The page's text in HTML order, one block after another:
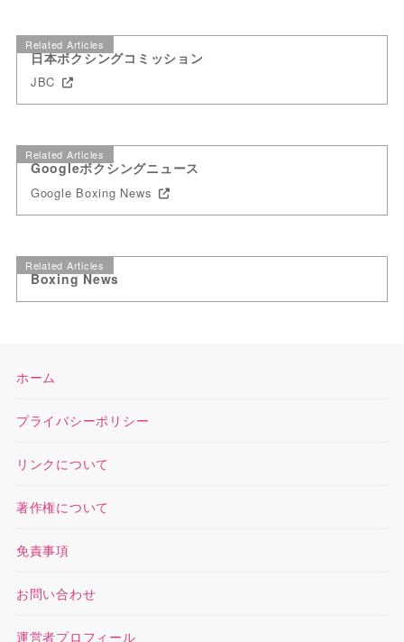
Related Articles
日本ボクシングコミッション
JBC
Related Articles
Googleボクシングニュース
Google Boxing News
Related Articles
Boxing News
ホーム
プライバシーポリシー
リンクについて
著作権について
免責事項
お問い合わせ
運営者プロフィール